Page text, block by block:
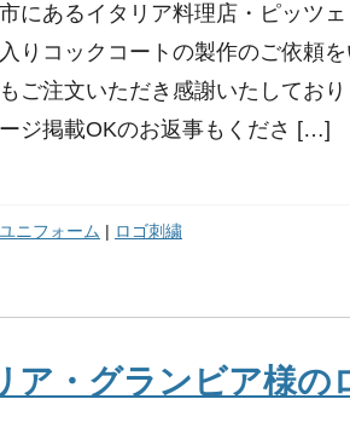
にあるイタリア料理店・ピッツ
りコックコートの製作のご依頼を
ご注文いただき感謝いたしており
ジ掲載OKのお返事もくださ […]
ニフォーム | ロゴ刺繍
ア・グランビア様の